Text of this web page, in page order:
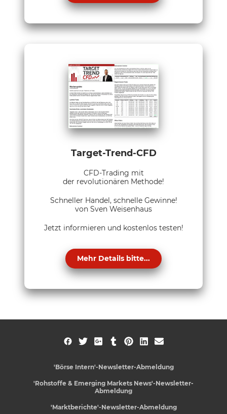
Target-Trend-CFD
CFD-Trading mit
der revolutionären Methode!
Schneller Handel, schnelle Gewinne!
von Sven Weisenhaus
Jetzt informieren und kostenlos testen!
Mehr Details bitte...
'Börse Intern'-Newsletter-Abmeldung
'Rohstoffe & Emerging Markets News'-Newsletter-
Abmeldung
'Marktberichte'-Newsletter-Abmeldung